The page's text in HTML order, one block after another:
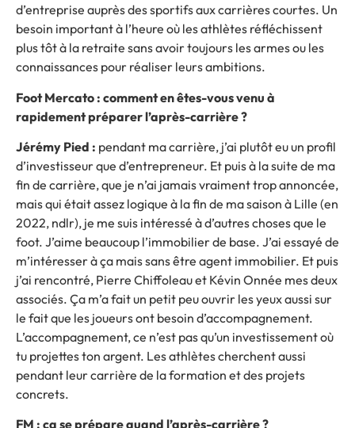
d’entreprise auprès des sportifs aux carrières courtes. Un
besoin important à l’heure où les athlètes réfléchissent
plus tôt à la retraite sans avoir toujours les armes ou les
connaissances pour réaliser leurs ambitions.
Foot Mercato : comment en êtes-vous venu à
rapidement préparer l’après-carrière ?
Jérémy Pied : pendant ma carrière, j’ai plutôt eu un profil
d’investisseur que d’entrepreneur. Et puis à la suite de ma
fin de carrière, que je n’ai jamais vraiment trop annoncée,
mais qui était assez logique à la fin de ma saison à Lille (en
2022, ndlr), je me suis intéressé à d’autres choses que le
foot. J’aime beaucoup l’immobilier de base. J’ai essayé de
m’intéresser à ça mais sans être agent immobilier. Et puis
j’ai rencontré, Pierre Chiffoleau et Kévin Onnée mes deux
associés. Ça m’a fait un petit peu ouvrir les yeux aussi sur
le fait que les joueurs ont besoin d’accompagnement.
L’accompagnement, ce n’est pas qu’un investissement où
tu projettes ton argent. Les athlètes cherchent aussi
pendant leur carrière de la formation et des projets
concrets.
FM : ça se prépare quand l’après-carrière ?